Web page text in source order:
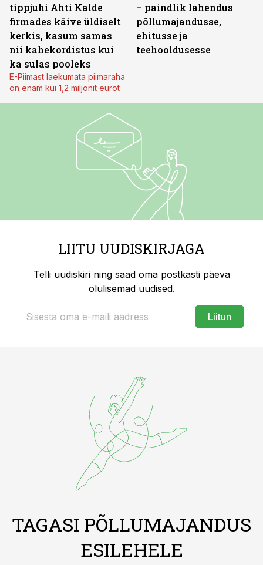
tippjuhi Ahti Kalde
firmades käive üldiselt
kerkis, kasum samas
nii kahekordistus kui
ka sulas pooleks
E-Piimast laekumata piimaraha
on enam kui 1,2 miljonit eurot
– paindlik lahendus
põllumajandusse,
ehitusse ja
teehooldusesse
LIITU UUDISKIRJAGA
Telli uudiskiri ning saad oma postkasti päeva
olulisemad uudised.
Liitun
TAGASI PÕLLUMAJANDUS
ESILEHELE